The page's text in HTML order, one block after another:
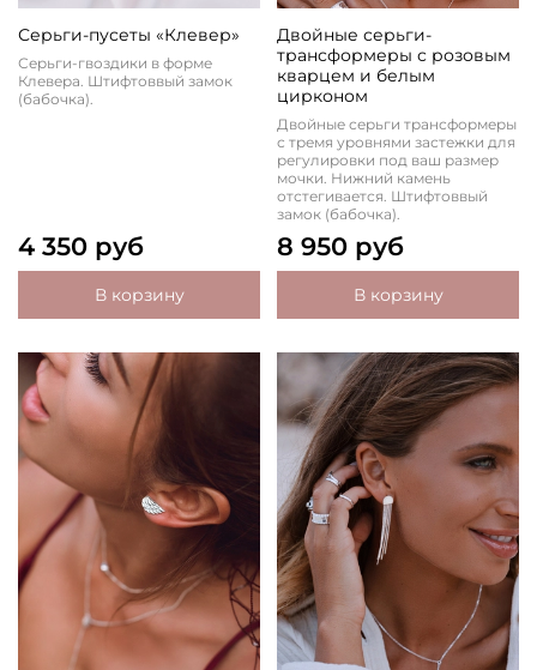
Серьги-пусеты «Клевер»
Серьги-гвоздики в форме
Клевера. Штифтоввый замок
(бабочка).
4 350 руб
В корзину
Двойные серьги-
трансформеры с розовым
кварцем и белым
цирконом
Двойные серьги трансформеры
с тремя уровнями застежки для
регулировки под ваш размер
мочки. Нижний камень
отстегивается. Штифтоввый
замок (бабочка).
8 950 руб
В корзину